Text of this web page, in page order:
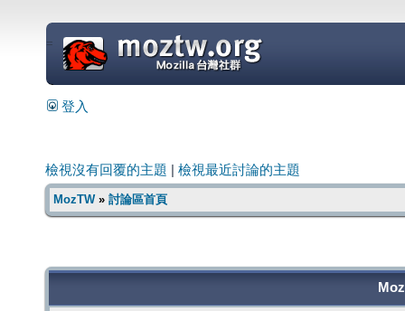
=
登入
檢視沒有回覆的主題 檢視最近討論的主題
MozTW» 討論區首頁